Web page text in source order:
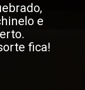
e
fica!